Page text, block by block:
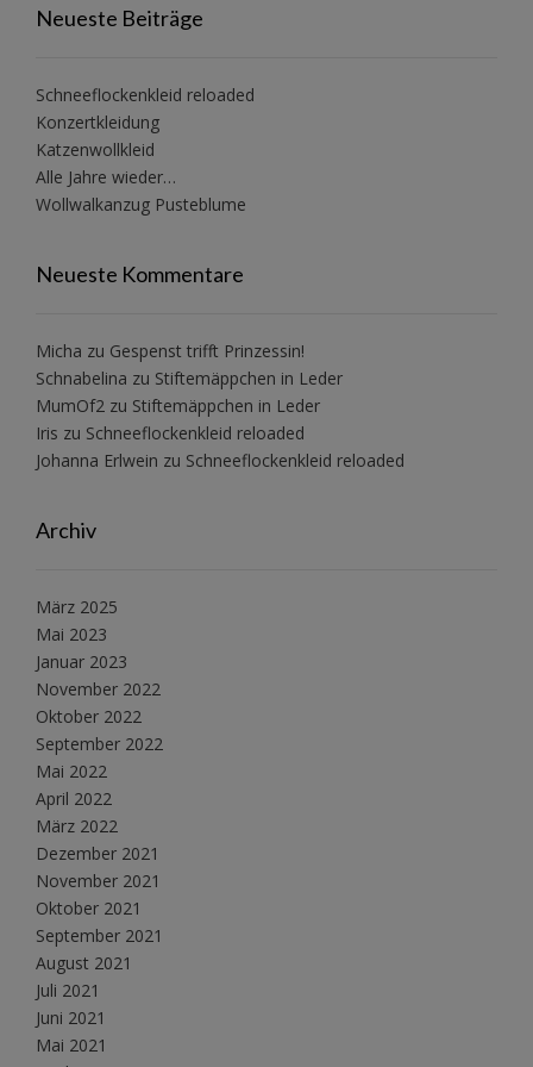
Neueste Beiträge
Schneeflockenkleid reloaded
Konzertkleidung
Katzenwollkleid
Alle Jahre wieder…
Wollwalkanzug Pusteblume
Neueste Kommentare
Micha zu Gespenst trifft Prinzessin!
Schnabelina zu Stiftemäppchen in Leder
MumOf2 zu Stiftemäppchen in Leder
Iris zu Schneeflockenkleid reloaded
Johanna Erlwein zu Schneeflockenkleid reloaded
Archiv
März 2025
Mai 2023
Januar 2023
November 2022
Oktober 2022
September 2022
Mai 2022
April 2022
März 2022
Dezember 2021
November 2021
Oktober 2021
September 2021
August 2021
Juli 2021
Juni 2021
Mai 2021